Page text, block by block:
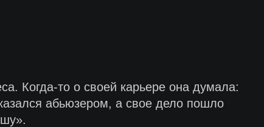
Когда-то о своей карьере она думала:
абьюзером, а свое дело пошло